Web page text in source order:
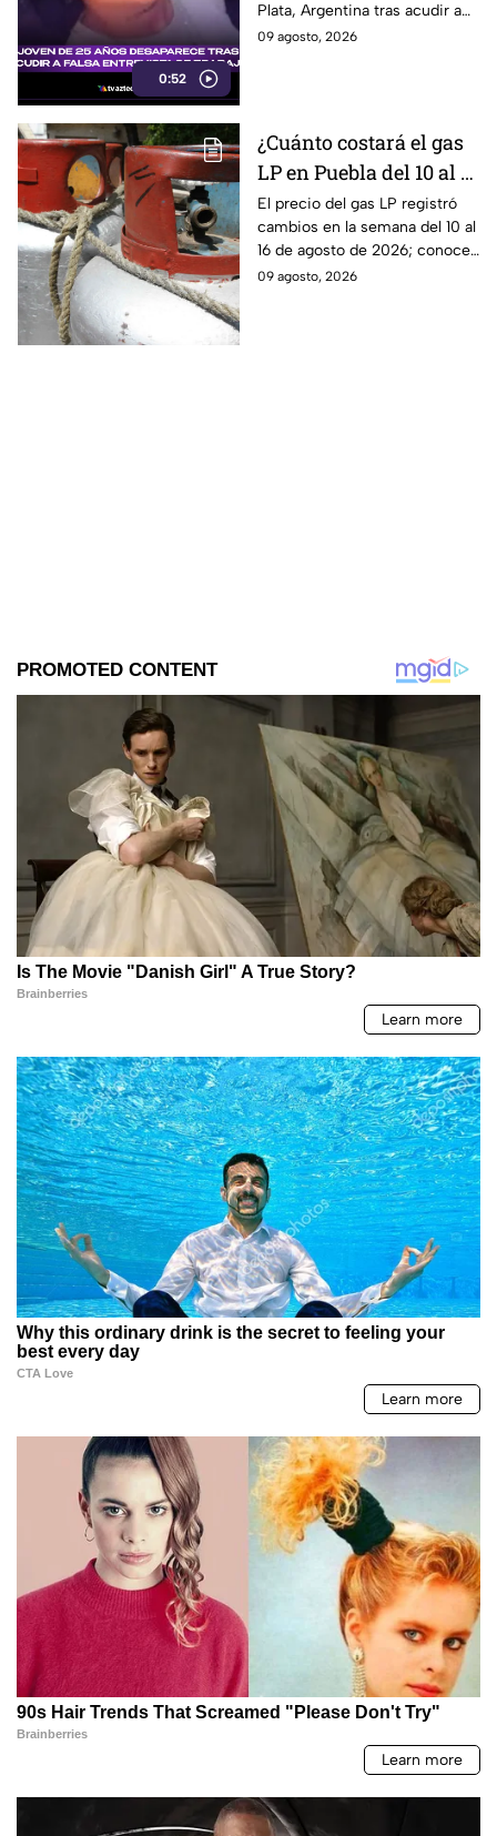
0:52
Plata, Argentina tras acudir a
una presunta entrevista de
09 agosto, 2026
¿Cuánto costará el gas
LP en Puebla del 10 al 16
de agosto? Este será el
precio
El precio del gas LP registró
cambios en la semana del 10 al
16 de agosto de 2026; conoce
cuánto costará el kilo y el
09 agosto, 2026